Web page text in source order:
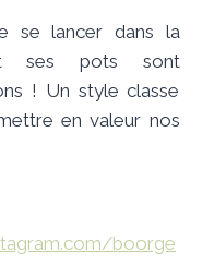
se lancer dans la
ses pots sont
! Un style classe
en valeur nos
boorge